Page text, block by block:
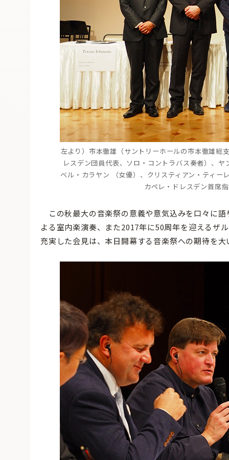
左より）市本徹雄（サントリーホールの市本徹雄総
レスデン団員代表、ソロ・コントラバス奏者）、
ベル・カラヤン （女優）、クリスティアン・ティ
カペレ・ドレスデン首席
この秋最大の音楽祭の意義や意気込みを口々に
よる室内楽演奏、また2017年に50周年を迎えるザ
充実した会見は、本日開幕する音楽祭への期待を